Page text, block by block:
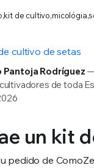
,kit de cultivo,micológia,
Pantoja Rodríguez
de toda
un kit
pedido de